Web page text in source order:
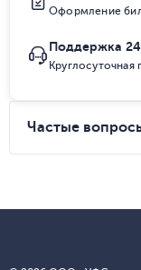
Оформление
Поддержка
Частые